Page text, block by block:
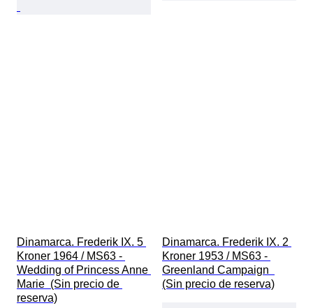
Dinamarca. Frederik IX. 5
Kroner 1964 / MS63 -
Wedding of Princess Anne
Marie  (Sin precio de
reserva)
Dinamarca. Frederik IX. 2
Kroner 1953 / MS63 -
Greenland Campaign
(Sin precio de reserva)